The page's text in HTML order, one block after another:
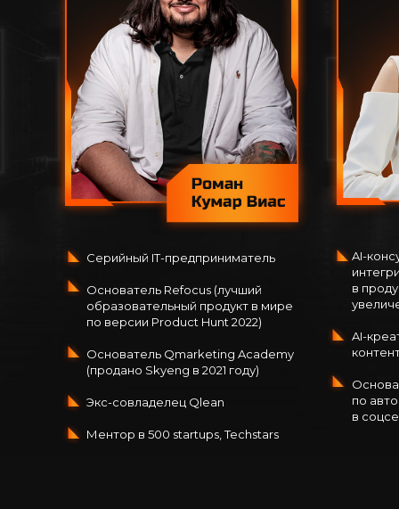
Серийный IT-предприниматель
Основатель Refocus (лучший
образовательный продукт в мире
по версии Product Hunt 2022)
Основатель Qmarketing Academy
(продано Skyeng в 2021 году)
Экс-совладелец Qlean
Ментор в 500 startups, Techstars
AI-
в
AI-
по
в